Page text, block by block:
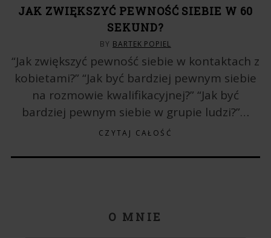
JAK ZWIĘKSZYĆ PEWNOŚĆ SIEBIE W 60
SEKUND?
BY BARTEK POPIEL
“Jak zwiększyć pewność siebie w kontaktach z
kobietami?” “Jak być bardziej pewnym siebie
na rozmowie kwalifikacyjnej?” “Jak być
bardziej pewnym siebie w grupie ludzi?”…
CZYTAJ CAŁOŚĆ
O MNIE